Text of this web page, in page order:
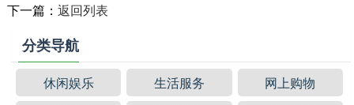
下一篇： 返回列表
分类导航
休闲娱乐 生活服务
网上购物